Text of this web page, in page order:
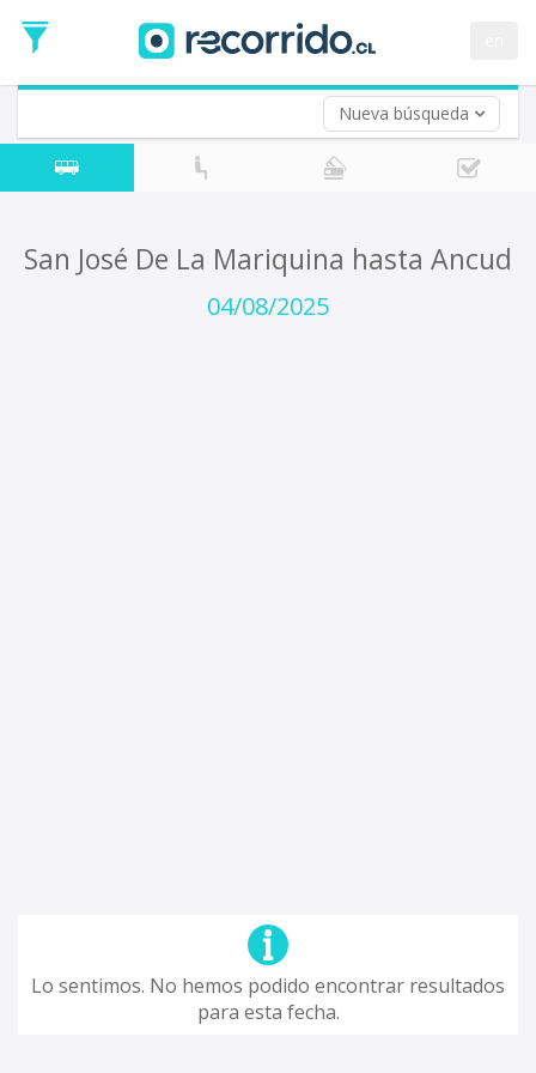
Nueva búsqueda
de
Ida
Vuelta (opcional)
Fecha
de
San José De La Mariquina hasta Ancud
04/08/2025
Lo sentimos. No hemos podido encontrar resultados
para esta fecha.